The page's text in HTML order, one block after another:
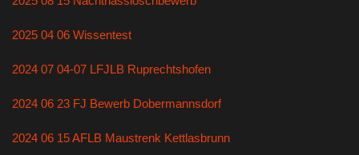
2025 04 06 Wissentest
2024 07 04-07 LFJLB Ruprechtshofen
2024 06 23 FJ Bewerb Dobermannsdorf
2024 06 15 AFLB Maustrenk Kettlasbrunn